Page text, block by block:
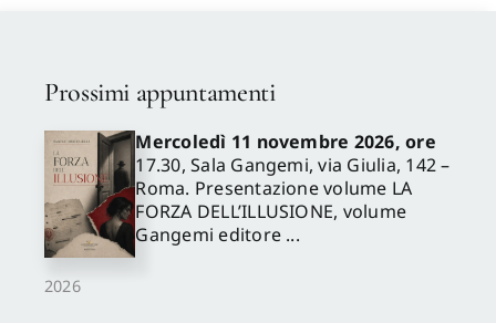
Prossimi appuntamenti
2026
Mercoledì 11 novembre 2026, ore
17.30, Sala Gangemi, via Giulia, 142 –
Roma. Presentazione volume LA
FORZA DELL’ILLUSIONE, volume
Gangemi editore ...